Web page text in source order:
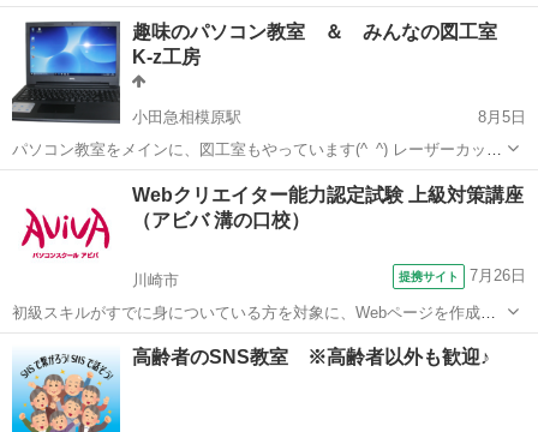
せんか？ ワード（Word）が、パソコンに入っていたけどこれって何？
使ったことないんだけど、どうやってつかうの？ という方も多いは
ず。 ワー...
神奈川 相模原市 小田急相模原駅 チラシ
趣味のパソコン教室 ＆ みんなの図工室
K-z工房
小田急相模原駅
8月5日
パソコン教室をメインに、図工室もやっています(^_^) レーザーカッタ
ー、３Ｄプリンタもあるので、パソコンと工作はもはや一緒にやるも
のという発想です。 その他にも電動糸ノコや、一般工具もたくさんあ
ります。 Wind...
小田急相模原駅 その他 図工
Webクリエイター能力認定試験 上級対策講座
（アビバ 溝の口校）
川崎市 提携サイト 7月26日
初級スキルがすでに身についている方を対象に、Webページを作成す
る際に重要なHTML4.01とCSSコードの記述スキルの上級レベルのみを
学びます。Webクリエイター能力認定試験上級の取得が目指せます。
■学習内容■ CS...
川崎市 Webデザイナー
高齢者のSNS教室 ※高齢者以外も歓迎♪